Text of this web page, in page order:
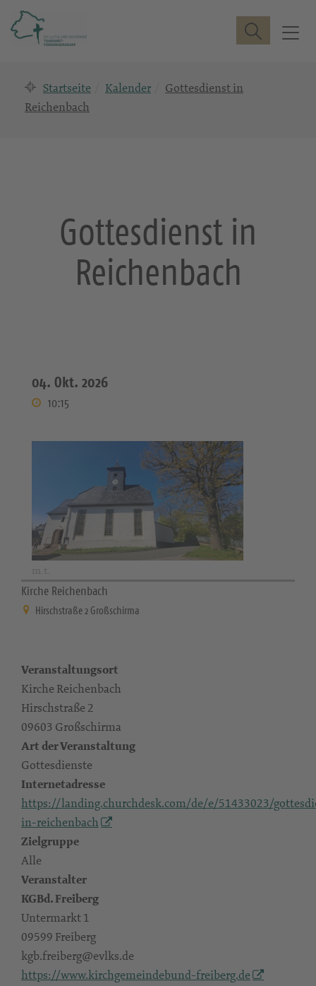
T
Suche
Startseite Kalender
Gottesdienst in
Reichenbach
Gottesdienst in
Reichenbach
04. Okt. 2026
10:15
Kirche Reichenbach
Hirschstraße 2 Großschirma
Veranstaltungsort
Kirche Reichenbach
Hirschstraße 2
09603 Großschirma
Art der Veranstaltung
Gottesdienste
Internetadresse
https://landing.churchdesk.com/de/e/51433023/
in-reichenbach
Zielgruppe
Alle
Veranstalter
KGBd. Freiberg
Untermarkt 1
09599 Freiberg
kgb.freiberg@evlks.de
https://www.kirchgemeindebund-freiberg.de